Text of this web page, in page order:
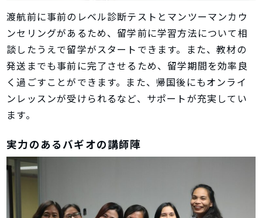
渡航前に事前のレベル診断テストとマンツーマンカウ
ンセリングがあるため、留学前に学習方法について相
談したうえで留学がスタートできます。また、教材の
発送までも事前に完了させるため、留学期間を効率良
く過ごすことができます。また、帰国後にもオンライ
ンレッスンが受けられるなど、サポートが充実してい
ます。
実力のあるバギオの講師陣